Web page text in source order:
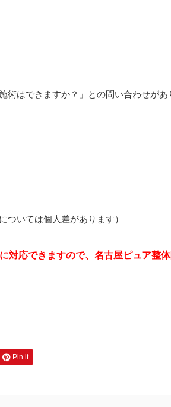
術はできますか？」との問い合わせがあ
ついては個人差があります）
対応できますので、名古屋ピュア整
Pin it